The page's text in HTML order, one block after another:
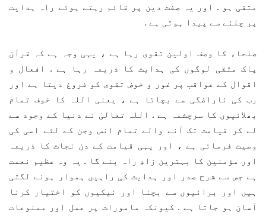
متقی ہو . اور یہ صفت دین پر قائم رہتے ہوئے راہ ہدایت
پر چلنے سے پیدا ہوتی ہے .
صلحاء کا وصف اولین تقوی رہا ہے ، یہی وجہ ہے کہ قرآن
پاک متقی لوگوں کی ہدایت کا ذریعہ رہا ہے . افعال و
اقوال کے عواقب پر غور و خوض تقوی کو فروغ دیتا ہے اور
رب کی ناراضگی سے بچاتا ہے ، یعنی اللہ کا خوف تمام
بھلائیوں کا سرچشمہ ہے . اللہ تعالیٰ نے دنیا کے وجود سے
لے کر قیامت تک آنے والے تمام انس وجن کے لئے اسی کی
وصیت فرمائی ہے ، اور یہی قیامت کے دن نجات کا ذریعہ
اور مؤمنین کا بہترین زادِ راہ بنے گا . یہ وہ عظیم نعمت
ہے جس سے شرح صدر اور ہدایت کی راہیں ہموار ہونے لگتی
ہیں اور برائیوں سے بچنا اور نیکیوں کو اختیار کرنا
آسان ہو جاتا ہے . کیونکہ مامورات پر عمل اور ممنوعات